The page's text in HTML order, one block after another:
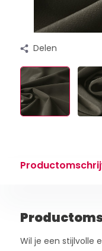
Delen
Wil je een stijlvolle